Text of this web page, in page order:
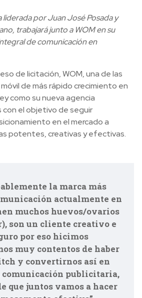
liderada por Juan José Posada y
trabajará junto a WOM en su
de comunicación en
de licitación, WOM, una de las
de más rápido crecimiento en
como su nueva agencia
con el objetivo de seguir
en el mercado a
potentes, creativas y efectivas.
la marca más
actualmente en
muchos huevos/ovarios
son un cliente creativo e
por eso hicimos
muy contentos de haber
y convertirnos así en
comunicación publicitaria,
que juntos vamos a hacer